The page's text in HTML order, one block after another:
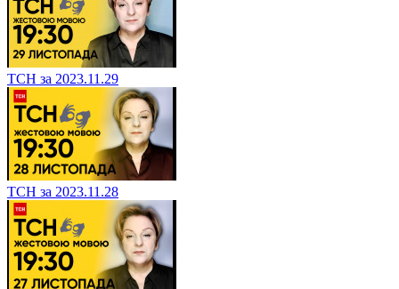
ТСН за 2023.11.29
ТСН за 2023.11.28